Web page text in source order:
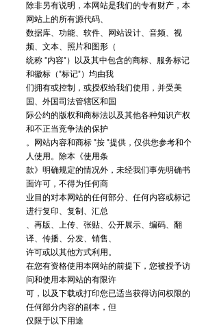
除非另有说明，本网站是我们的专有财产，本
网站上的所有源代码、
数据库、功能、软件、网站设计、音频、视
频、文本、照片和图形（
统称 "内容"）以及其中包含的商标、服务标记
和徽标（"标记"）均由我
们拥有或控制，或授权给我们使用，并受美
国、外国司法管辖区和国
际公约的版权和商标法以及其他各种知识产权
和不正当竞争法的保护
。网站内容和商标 "按 "提供，仅供您参考和个
人使用。除本《使用条
款》明确规定的情况外，未经我们事先明确书
面许可，不得为任何商
业目的对本网站的任何部分、任何内容或标记
进行复印、复制、汇总
、再版、上传、张贴、公开展示、编码、翻
译、传播、分发、销售、
许可或以其他方式利用。
在您有资格使用本网站的前提下，您被授予访
问和使用本网站的有限许
可，以及下载或打印您已适当获得访问权限的
任何部分内容的副本，但
仅限于以下用途